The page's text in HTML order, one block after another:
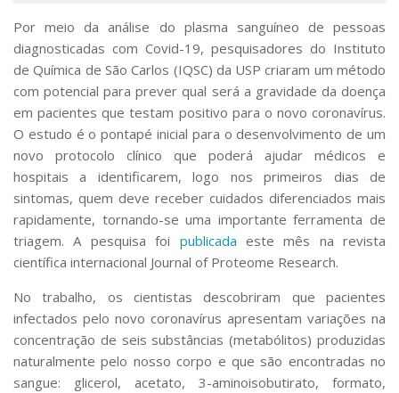
Bibliotecas
Apoio ao Estudante
Segurança, Trânsito e Prevenção
RH, Administrativo e Financeiro
Outros serviços
Comunicação
Assessorias e Mídias
Aplicativos e Sites
Jornal da USP
Agenda de Eventos
Defesa de Teses
Por meio da análise do plasma sanguíneo de pessoas
diagnosticadas com Covid-19, pesquisadores do Instituto
de Química de São Carlos (IQSC) da USP criaram um método
com potencial para prever qual será a gravidade da doença
em pacientes que testam positivo para o novo coronavírus.
O estudo é o pontapé inicial para o desenvolvimento de um
novo protocolo clínico que poderá ajudar médicos e
hospitais a identificarem, logo nos primeiros dias de
sintomas, quem deve receber cuidados diferenciados mais
rapidamente, tornando-se uma importante ferramenta de
triagem. A pesquisa foi publicada este mês na revista
científica internacional Journal of Proteome Research.
No trabalho, os cientistas descobriram que pacientes
infectados pelo novo coronavírus apresentam variações na
concentração de seis substâncias (metabólitos) produzidas
naturalmente pelo nosso corpo e que são encontradas no
sangue: glicerol, acetato, 3-aminoisobutirato, formato,